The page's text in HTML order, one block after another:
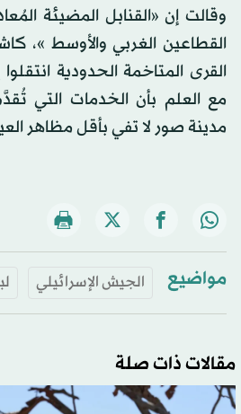
وقالت إن «القنابل المضيئة
القطاعين الغربي والأوسط »،
القرى المتاخمة الحدودية
مع العلم بأن الخدمات التي
مدينة صور لا تفي بأقل مظاهر
مواضيع الجيش الإسرائيلي
مقالات ذات صلة